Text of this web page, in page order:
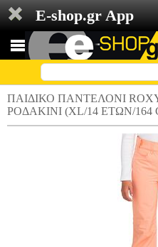
E-shop.gr App
ΠΑΙΔΙΚΟ ΠΑΝΤΕΛΟΝΙ
ΡΟΔΑΚΙΝΙ (XL/14 ΕΤΩΝ/164